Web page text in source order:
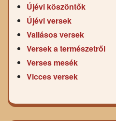
Újévi köszöntők
Újévi versek
Vallásos versek
Versek a természetről
Verses mesék
Vicces versek